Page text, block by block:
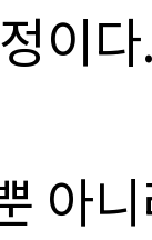
이
아